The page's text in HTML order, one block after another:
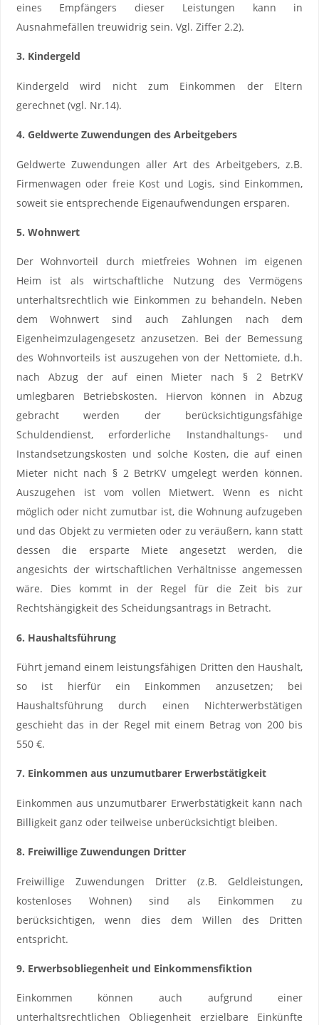
eines Empfängers dieser Leistungen kann in
Ausnahmefällen treuwidrig sein. Vgl. Ziffer 2.2).
3. Kindergeld
Kindergeld wird nicht zum Einkommen der Eltern
gerechnet (vgl. Nr.14).
4. Geldwerte Zuwendungen des Arbeitgebers
Geldwerte Zuwendungen aller Art des Arbeitgebers, z.B.
Firmenwagen oder freie Kost und Logis, sind Einkommen,
soweit sie entsprechende Eigenaufwendungen ersparen.
5. Wohnwert
Der Wohnvorteil durch mietfreies Wohnen im eigenen
Heim ist als wirtschaftliche Nutzung des Vermögens
unterhaltsrechtlich wie Einkommen zu behandeln. Neben
dem Wohnwert sind auch Zahlungen nach dem
Eigenheimzulagengesetz anzusetzen. Bei der Bemessung
des Wohnvorteils ist auszugehen von der Nettomiete, d.h.
nach Abzug der auf einen Mieter nach § 2 BetrKV
umlegbaren Betriebskosten. Hiervon können in Abzug
gebracht werden der berücksichtigungsfähige
Schuldendienst, erforderliche Instandhaltungs- und
Instandsetzungskosten und solche Kosten, die auf einen
Mieter nicht nach § 2 BetrKV umgelegt werden können.
Auszugehen ist vom vollen Mietwert. Wenn es nicht
möglich oder nicht zumutbar ist, die Wohnung aufzugeben
und das Objekt zu vermieten oder zu veräußern, kann statt
dessen die ersparte Miete angesetzt werden, die
angesichts der wirtschaftlichen Verhältnisse angemessen
wäre. Dies kommt in der Regel für die Zeit bis zur
Rechtshängigkeit des Scheidungsantrags in Betracht.
6. Haushaltsführung
Führt jemand einem leistungsfähigen Dritten den Haushalt,
so ist hierfür ein Einkommen anzusetzen; bei
Haushaltsführung durch einen Nichterwerbstätigen
geschieht das in der Regel mit einem Betrag von 200 bis
550 €.
7. Einkommen aus unzumutbarer Erwerbstätigkeit
Einkommen aus unzumutbarer Erwerbstätigkeit kann nach
Billigkeit ganz oder teilweise unberücksichtigt bleiben.
8. Freiwillige Zuwendungen Dritter
Freiwillige Zuwendungen Dritter (z.B. Geldleistungen,
kostenloses Wohnen) sind als Einkommen zu
berücksichtigen, wenn dies dem Willen des Dritten
entspricht.
9. Erwerbsobliegenheit und Einkommensfiktion
Einkommen können auch aufgrund einer
unterhaltsrechtlichen Obliegenheit erzielbare Einkünfte